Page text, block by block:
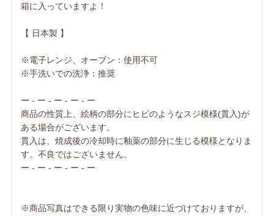
箱に入っていますよ！
【 日本製 】
※電子レンジ、オーブン：使用不可
※手洗いでの洗浄：推奨
ー - ー - ー - ー - ー
商品の性質上、絵柄の部分にヒビのようなスジ模様(貫入)が
ある場合がございます。
貫入は、焼成後の冷却時に釉薬の部分に生じる模様となりま
す。不良ではございません。
ー - ー - ー - ー - ー
※商品写真はできる限り実物の色味に近づけておりますが、